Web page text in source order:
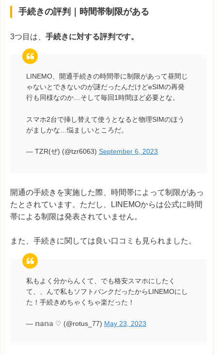
手続きの評判｜時間帯制限がある
3つ目は、 手続きに対する評判です。
LINEMO、開通手続きの時間帯に制限があって昼間じ
ゃないとできないのが謎だったんだけどeSIMの再発
行も同様なのか…そして毎回1時間ほど必要とな。
スマホ2台で挿し替えて使うとなると物理SIMのほう
がましかな…悩ましいところだ。
— TZR(ぜ) (@tzr6063) September 6, 2023
開通の手続きを実施した際、時間帯によって制限があっ
たとされています。ただし、LINEMOからは公式に時間
帯による制限は発表されていません。
また、手続きに関しては良い口コミも見られました。
私もよく分からんくて、でも格安スマホにしたく
て、、んで私もソフトバンクだったからLINEMOにし
た！手続きめちゃくちゃ楽だった！
— 𝕟𝕒𝕟𝕒 ♡ (@rotus_77) May 23, 2023